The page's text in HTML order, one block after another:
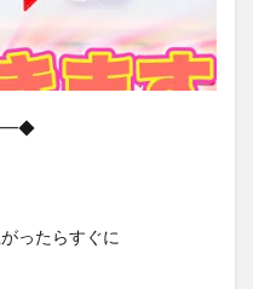
ったらすぐに